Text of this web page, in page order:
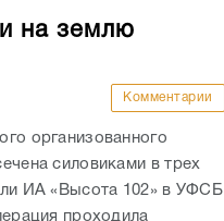
на землю
Комментарии
организованного
силовиками в трех
ИА «Высота 102» в УФСБ
проходила